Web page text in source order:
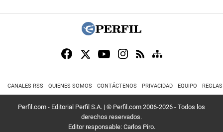
CANALES RSS QUIENES SOMOS CONTÁCTENOS PRIVACIDAD EQUIPO
Perfil.com - Editorial Perfil S.A. | © Perfil.com 2006-2026 - Todos los
derechos reservados.
Editor responsable: Carlos Piro.